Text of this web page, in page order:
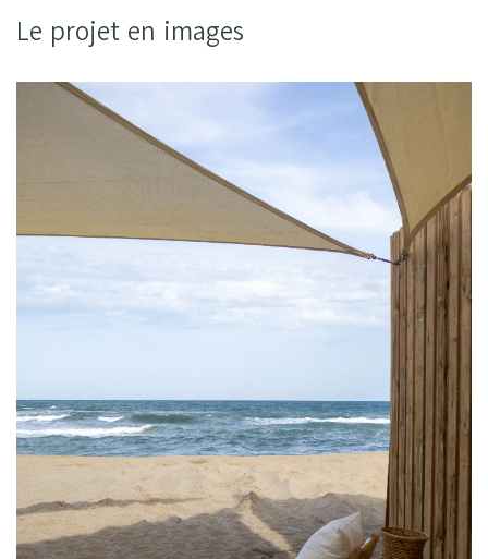
Le projet en images